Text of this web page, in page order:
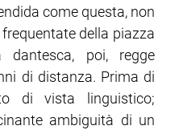
come questa, non
della piazza
dantesca, poi, regge
di distanza. Prima di
di vista linguistico;
ambiguità di un